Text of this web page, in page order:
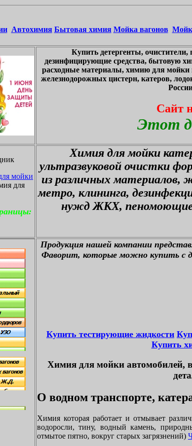
Автохимия Бытовая химия Мойка вагонов
Купить детергенты,
дезинфицирующие средства, бытовую
расходные материалы, химию для мойки
железнодорожных цистерн, катеров,
Сайт
Этот
мойки
для
Химия для мойки
ультразвуковой очистки
из различных материалов,
метро, клининга,
нужд ЖКХ, пеномоющие
Продукция нашей компании
Фаворит, которые можно купить с
Купить тестирующие жидкости
Купить
Химия для мойки автомобилей,
О водном транспорте,
Химия которая работает и отмывает
водоросли, тину, водный камень,
отмытое пятно, вокруг старых загрязнений)